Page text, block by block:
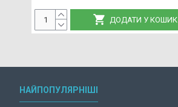
ДОДАТИ У КОШИК
НАЙПОПУЛЯРНІШІ